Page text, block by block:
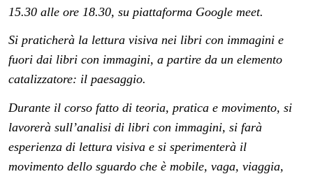
15.30 alle ore 18.30, su piattaforma Google meet.
Si praticherà la lettura visiva nei libri con immagini e
fuori dai libri con immagini, a partire da un elemento
catalizzatore: il paesaggio.
Durante il corso fatto di teoria, pratica e movimento, si
lavorerà sull’analisi di libri con immagini, si farà
esperienza di lettura visiva e si sperimenterà il
movimento dello sguardo che è mobile, vaga, viaggia,